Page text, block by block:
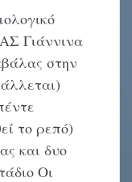
Γιάννινα
στην
το ρεπό)
και δυο
Οι